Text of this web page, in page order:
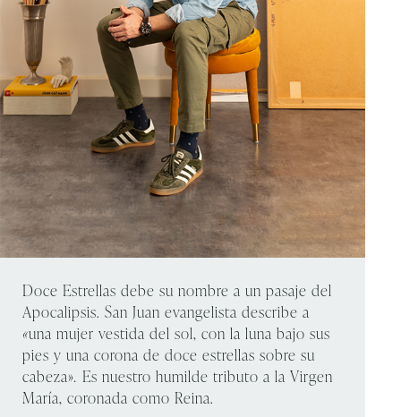
Doce Estrellas debe su nombre a un pasaje del
Apocalipsis. San Juan evangelista describe a
«una mujer vestida del sol, con la luna bajo sus
pies y una corona de doce estrellas sobre su
cabeza». Es nuestro humilde tributo a la Virgen
María, coronada como Reina.